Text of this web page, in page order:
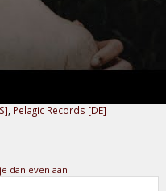
Pelagic Records [DE]
dan even aan